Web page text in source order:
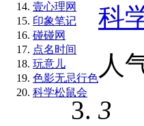
壹心理网
印象笔记
碰碰网
点名时间
玩意儿
色影无忌行色
科学松鼠会
科
人
3